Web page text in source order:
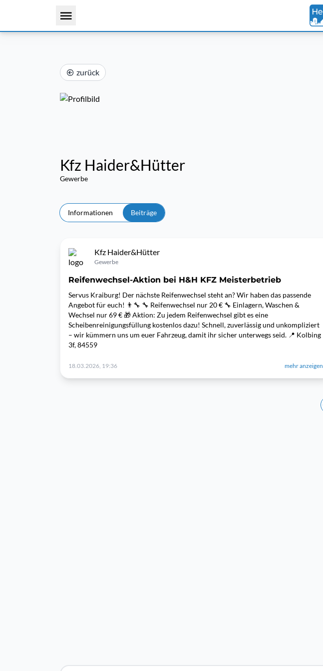
zurück
Kfz Haider&Hütter
Gewerbe
Informationen Beiträge
Kfz Haider&Hütter
Gewerbe
Reifenwechsel-Aktion bei H&H KFZ Meisterbetrieb
Servus Kraiburg! Der nächste Reifenwechsel steht an? Wir haben das passende
Angebot für euch! 👨‍🔧 🔧 Reifenwechsel nur 20 € 🔧 Einlagern, Waschen &
Wechsel nur 69 € 🎁 Aktion: Zu jedem Reifenwechsel gibt es eine
Scheibenreinigungsfüllung kostenlos dazu! Schnell, zuverlässig und unkompliziert
– wir kümmern uns um euer Fahrzeug, damit ihr sicher unterwegs seid. 📍 Kolbing
3f, 84559
18.03.2026, 19:36 mehr anzeigen